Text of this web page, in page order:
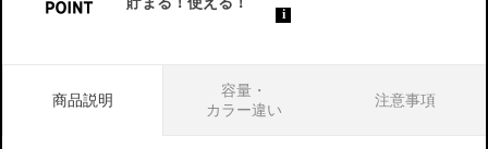
商品説明
容量・
カラー違い
注意事項